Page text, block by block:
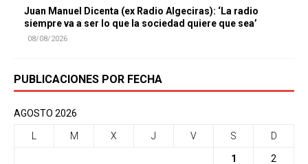
Juan Manuel Dicenta (ex Radio Algeciras): ‘La radio
siempre va a ser lo que la sociedad quiere que sea’
08/08/2026
PUBLICACIONES POR FECHA
AGOSTO 2026
M X J V S D
1 2